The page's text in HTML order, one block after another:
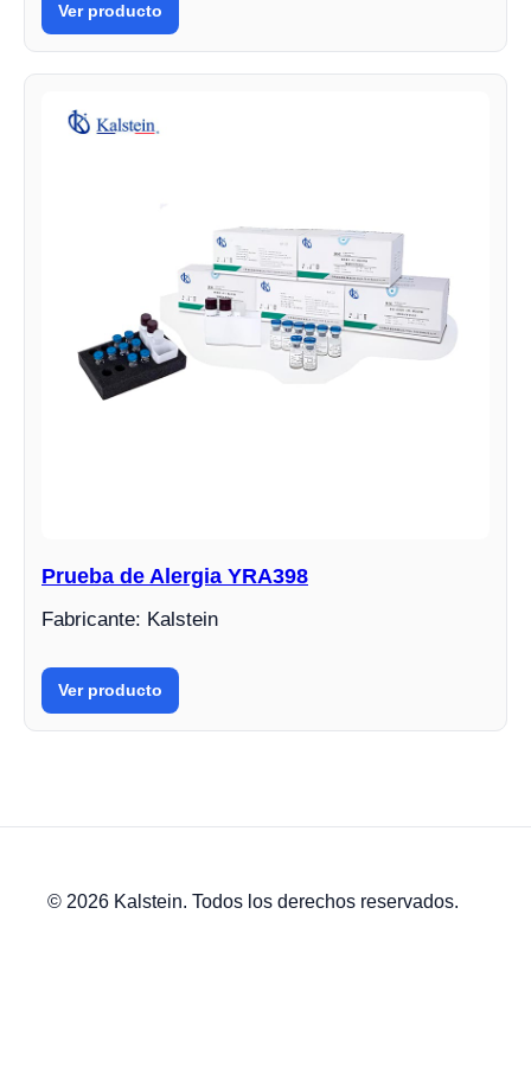
Ver producto
Prueba de Alergia YRA398
Fabricante: Kalstein
Ver producto
© 2026 Kalstein. Todos los derechos reservados.